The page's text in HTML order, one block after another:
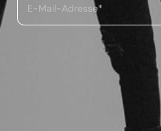
E-Mail-Adresse*